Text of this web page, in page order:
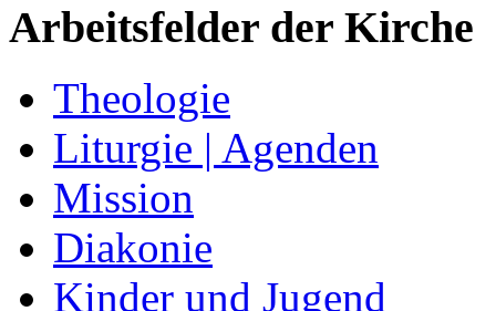
Arbeitsfelder der Kirche
Theologie
Liturgie | Agenden
Mission
Diakonie
Kinder und Jugend